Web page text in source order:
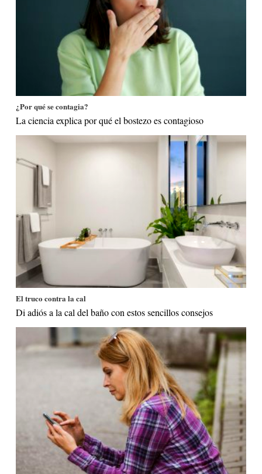
¿Por qué se contagia?
La ciencia explica por qué el bostezo es contagioso
El truco contra la cal
Di adiós a la cal del baño con estos sencillos consejos